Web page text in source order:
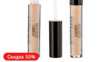
Скидка 50%